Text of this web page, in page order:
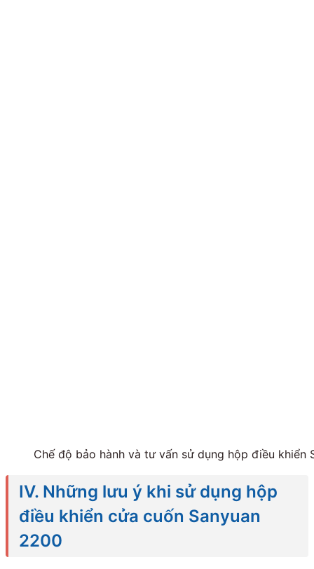
Chế độ bảo hành và tư vấn sử dụng hộp điều khiển
IV. Những lưu ý khi sử dụng hộp
điều khiển cửa cuốn Sanyuan
2200